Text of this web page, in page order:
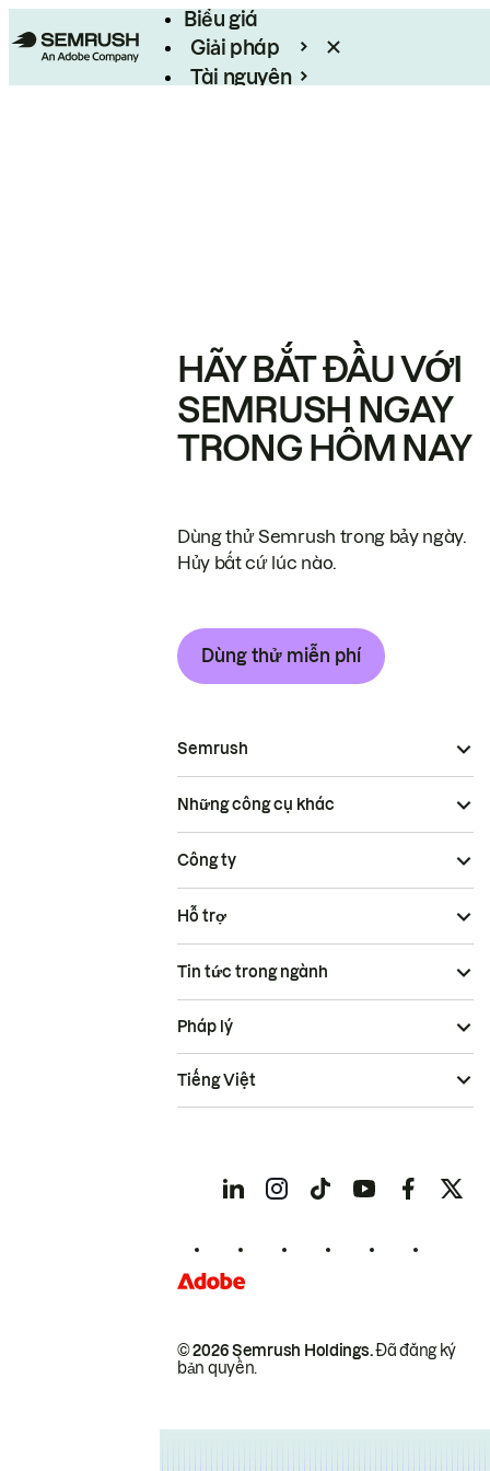
Biểu giá
Giải pháp
Tài nguyên
HÃY BẮT ĐẦU VỚI
SEMRUSH NGAY
TRONG HÔM NAY
Dùng thử Semrush trong bảy ngày.
Hủy bất cứ lúc nào.
Dùng thử miễn phí
Semrush
Những công cụ khác
Công ty
Hỗ trợ
Tin tức trong ngành
© 2026 Semrush Holdings.Đã đăng ký
bản quyền.
Pháp lý
Tiếng Việt